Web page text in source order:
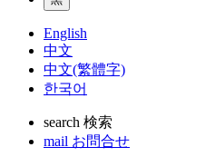
English
中文
中文(繁體字)
한국어
search 検索
mail お問合せ